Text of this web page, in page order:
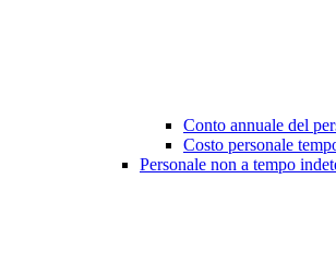
Conto annuale del
Costo personale
Personale non a tempo